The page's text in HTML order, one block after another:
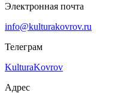
Электронная почта
info@kulturakovrov.ru
Телеграм
KulturaKovrov
Адрес